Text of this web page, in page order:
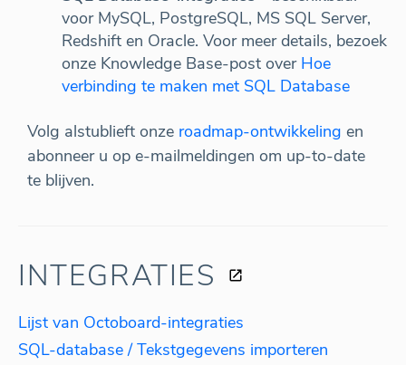
voor MySQL, PostgreSQL, MS SQL Server,
Redshift en Oracle. Voor meer details, bezoek
onze Knowledge Base-post over Hoe
verbinding te maken met SQL Database
Volg alstublieft onze roadmap-ontwikkeling en
abonneer u op e-mailmeldingen om up-to-date
te blijven.
INTEGRATIES
Lijst van Octoboard-integraties
SQL-database / Tekstgegevens importeren